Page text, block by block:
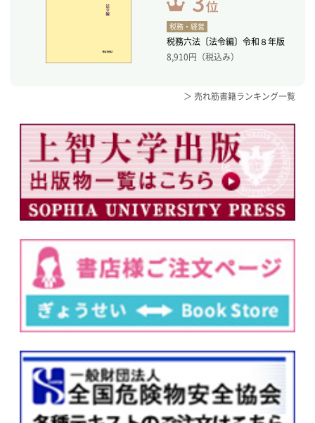
税務・経営
税務六法〔法令編〕令和８年版
8,910円（税込み）
＞ 売れ筋書籍ランキング一覧